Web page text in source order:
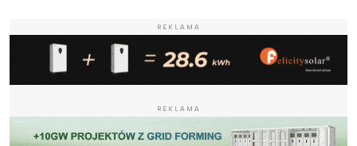
REKLAMA
REKLAMA